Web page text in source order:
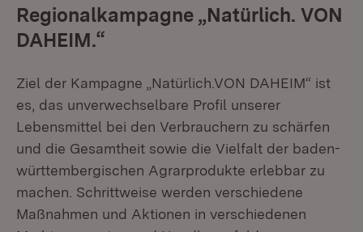
Regionalkampagne „Natürlich. VON
DAHEIM.“
Ziel der Kampagne „Natürlich.VON DAHEIM“ ist
es, das unverwechselbare Profil unserer
Lebensmittel bei den Verbrauchern zu schärfen
und die Gesamtheit sowie die Vielfalt der baden-
württembergischen Agrarprodukte erlebbar zu
machen. Schrittweise werden verschiedene
Maßnahmen und Aktionen in verschiedenen